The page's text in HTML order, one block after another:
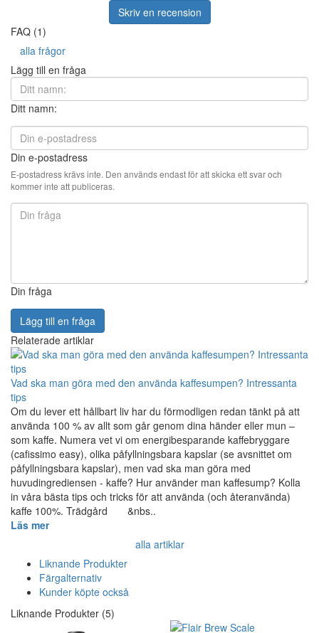
Skriv en recension
FAQ (1)
alla frågor
Lägg till en fråga
Ditt namn:
Din e-postadress
E-postadress krävs inte. Den används endast för att skicka ett svar och
kommer inte att publiceras.
Din fråga
Lägg till en fråga
Relaterade artiklar
Vad ska man göra med den använda kaffesumpen? Intressanta
tips
Om du lever ett hållbart liv har du förmodligen redan tänkt på att
använda 100 % av allt som går genom dina händer eller mun –
som kaffe. Numera vet vi om energibesparande kaffebryggare
(cafissimo easy), olika påfyllningsbara kapslar (se avsnittet om
påfyllningsbara kapslar), men vad ska man göra med
huvudingrediensen - kaffe? Hur använder man kaffesump? Kolla
in våra bästa tips och tricks för att använda (och återanvända)
kaffe 100%. Trädgård &nbs..
Läs mer
alla artiklar
Liknande Produkter
Färgalternativ
Kunder köpte också
Liknande Produkter (5)